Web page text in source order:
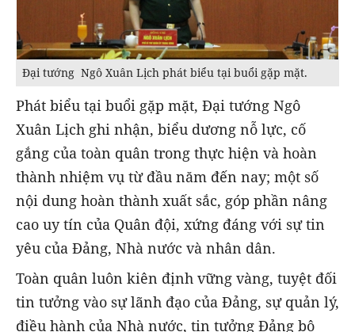
Đại tướng Ngô Xuân Lịch phát biểu tại buổi gặp mặt.
Phát biểu tại buổi gặp mặt, Đại tướng Ngô
Xuân Lịch ghi nhận, biểu dương nỗ lực, cố
gắng của toàn quân trong thực hiện và hoàn
thành nhiệm vụ từ đầu năm đến nay; một số
nội dung hoàn thành xuất sắc, góp phần nâng
cao uy tín của Quân đội, xứng đáng với sự tin
yêu của Đảng, Nhà nước và nhân dân.
Toàn quân luôn kiên định vững vàng, tuyệt đối
tin tưởng vào sự lãnh đạo của Đảng, sự quản lý,
điều hành của Nhà nước, tin tưởng Đảng bộ